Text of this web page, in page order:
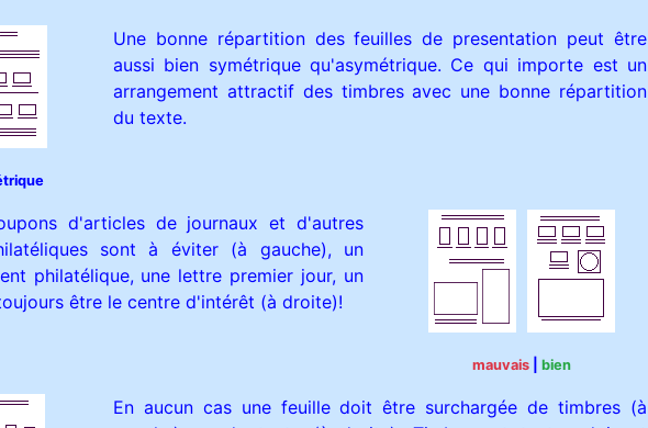
Une bonne répartition des feuilles de presentation peut être
aussi bien symétrique qu'asymétrique. Ce qui importe est un
arrangement attractif des timbres avec une bonne répartition
du texte.
d'articles de journaux et d'autres
sont à éviter (à gauche), un
philatélique, une lettre premier jour, un
être le centre d'intérêt (à droite)!
mauvais| bien
En aucun cas une feuille doit être surchargée de timbres (à